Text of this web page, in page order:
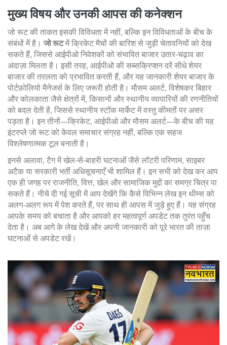
मुख्य विषय और उनकी आपस की कनेक्शन
जो रूट की ताकत इसकी विविधता में नहीं, बल्कि इन विविधताओं के बीच के
संबंधों में है। जो रूटमें क्रिकेट मैचों की बारिश से जुड़ी चेतावनियों को देख
सकते हैं, जिससे आईपीओ निवेशकों को संभावित बाजार उतार‑चढ़ाव का
अंदाज़ा मिलता है। इसी तरह, आईपीओ की सब्सक्रिप्शन दरें सीधे शेयर
बाजार की तरलता को प्रभावित करती हैं, और यह जानकारी शेयर बाजार के
पोर्टफ़ोलियो मैनेजर्स के लिए जरूरी होती है। मौसम अलर्ट, विशेषकर बिहार
और कोलकाता जैसे क्षेत्रों में, किसानों और स्थानीय व्यापारियों की रणनीतियों
को बदल देती है, जिससे स्थानीय स्टॉक मार्केट में वस्तु कीमतों पर असर
पड़ता है। इन तीनों—क्रिकेट, आईपीओ और मौसम अलर्ट—के बीच की यह
इंटरप्ले जो रूट को केवल समाचार संग्रह नहीं, बल्कि एक सहज
विश्लेषणात्मक टूल बनाती है।
इनसे अलावा, टैग में खेल‑से‑बाहरी घटनाओं जैसे लॉटरी परिणाम, साइबर
अटैक या सरकारी भर्ती अधिसूचनाएँ भी शामिल हैं। इन सभी को देख कर आप
एक ही जगह पर राजनीति, वित्त, खेल और सामाजिक मुद्दों का समग्र चित्र पा
सकते हैं। नीचे दी गई सूची में आप देखेंगे कि कैसे विभिन्न लेख इन थीम्स को
अलग‑अलग रूप में पेश करते हैं, पर साथ ही आपस में जुड़े हुए हैं। यह संग्रह
आपके समय को बचाता है और आपको हर महत्वपूर्ण अपडेट तक तुरंत पहुँच
देता है। अब आगे के लेख देखें और अपनी जानकारी को पूरे भारत की ताज़ा
घटनाओं से अपडेट रखें।